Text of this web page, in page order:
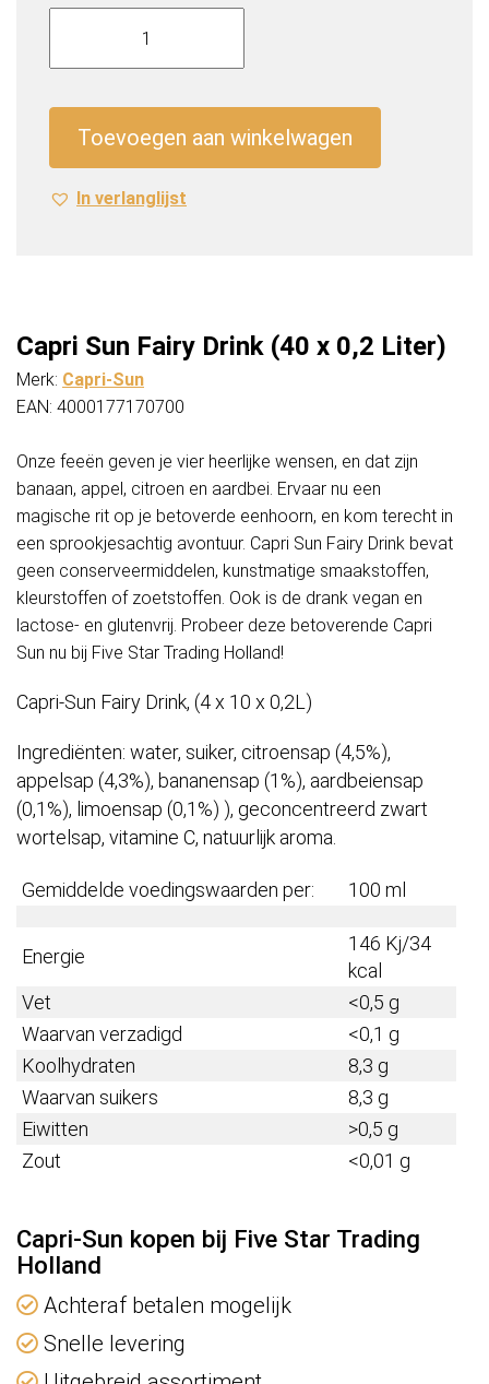
€14,49.€13,69.
Capri
Fairy
0,2
Liter)
Toevoegen aan winkelwagen
In verlanglijst
Capri Sun Fairy Drink (40 x 0,2 Liter)
Merk: Capri-Sun
EAN: 4000177170700
Onze feeën geven je vier heerlijke wensen, en dat zijn
banaan, appel, citroen en aardbei. Ervaar nu een
magische rit op je betoverde eenhoorn, en kom terecht in
een sprookjesachtig avontuur. Capri Sun Fairy Drink bevat
geen conserveermiddelen, kunstmatige smaakstoffen,
kleurstoffen of zoetstoffen. Ook is de drank vegan en
lactose- en glutenvrij. Probeer deze betoverende Capri
Sun nu bij Five Star Trading Holland!
Capri-Sun Fairy Drink, (4 x 10 x 0,2L)
Ingrediënten: water, suiker, citroensap (4,5%),
appelsap (4,3%), bananensap (1%), aardbeiensap
(0,1%), limoensap (0,1%) ), geconcentreerd zwart
wortelsap, vitamine C, natuurlijk aroma.
Gemiddelde voedingswaarden per: 100 ml
Energie
146 Kj/34
kcal
Vet
<0,5 g
Waarvan verzadigd
<0,1 g
Koolhydraten
8,3 g
Waarvan suikers
8,3 g
Eiwitten
>0,5 g
Zout
<0,01 g
Capri-Sun kopen bij Five Star Trading
Holland
Achteraf betalen mogelijk
Snelle levering